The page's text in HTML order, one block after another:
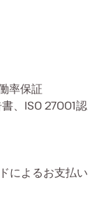
率保証
、ISO 27001認
によるお支払い